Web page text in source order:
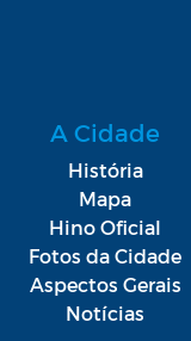
A Cidade
História
Mapa
Hino Oficial
Fotos da Cidade
Aspectos Gerais
Notícias